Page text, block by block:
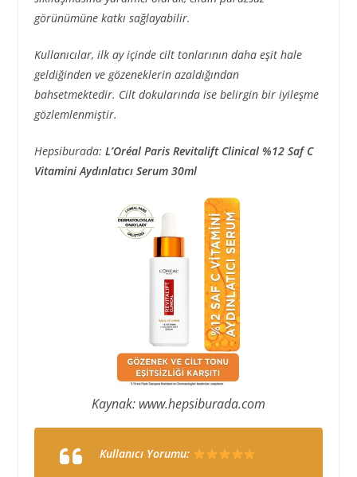
görünümüne katkı sağlayabilir.
Kullanıcılar, ilk ay içinde cilt tonlarının daha eşit hale
geldiğinden ve gözeneklerin azaldığından
bahsetmektedir. Cilt dokularında ise belirgin bir iyileşme
gözlemlenmiştir.
Hepsiburada: L’Oréal Paris Revitalift Clinical %12 Saf C
Vitamini Aydınlatıcı Serum 30ml
Kaynak: www.hepsiburada.com
Kullanıcı Yorumu: